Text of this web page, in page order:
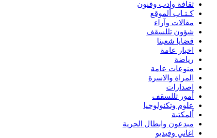
ثقافة وادب وفنون
كـتـاب ألموقع
مقالات وآراء
شؤون تللسقف
قضايا شعبنا
اخبار عامة
رياضة
منوعات عامة
المراة والاسرة
اصدارات
أمور تللسقف
علوم وتكنولوجيا
ألمكتبة
مبدعون وابطال الحرية
اغاني وفيديو